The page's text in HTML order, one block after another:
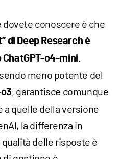
conoscere è che
di Deep Research è
o4-mini.
meno potente del
, garantisce comunque
quelle della versione
la differenza in
delle risposte è